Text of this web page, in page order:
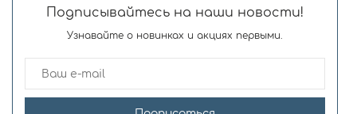
Подписывайтесь на наши новости!
Узнавайте о новинках и акциях первыми.